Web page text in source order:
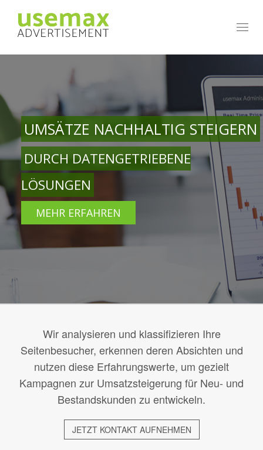
UMSÄTZE NACHHALTIG STEIGERN
DURCH DATENGETRIEBENE
LÖSUNGEN
MEHR ERFAHREN
Wir analysieren und klassifizieren Ihre
Seitenbesucher, erkennen deren Absichten und
nutzen diese Erfahrungswerte, um gezielt
Kampagnen zur Umsatzsteigerung für Neu- und
Bestandskunden zu entwickeln.
JETZT KONTAKT AUFNEHMEN